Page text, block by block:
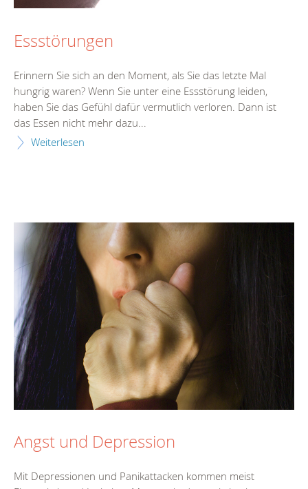
Essstörungen
Erinnern Sie sich an den Moment, als Sie das letzte Mal
hungrig waren? Wenn Sie unter eine Essstörung leiden,
haben Sie das Gefühl dafür vermutlich verloren. Dann ist
das Essen nicht mehr dazu...
Weiterlesen
Angst und Depression
Mit Depressionen und Panikattacken kommen meist